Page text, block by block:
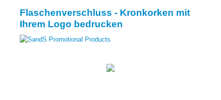
Flaschenverschluss - Kronkorken mit
Ihrem Logo bedrucken